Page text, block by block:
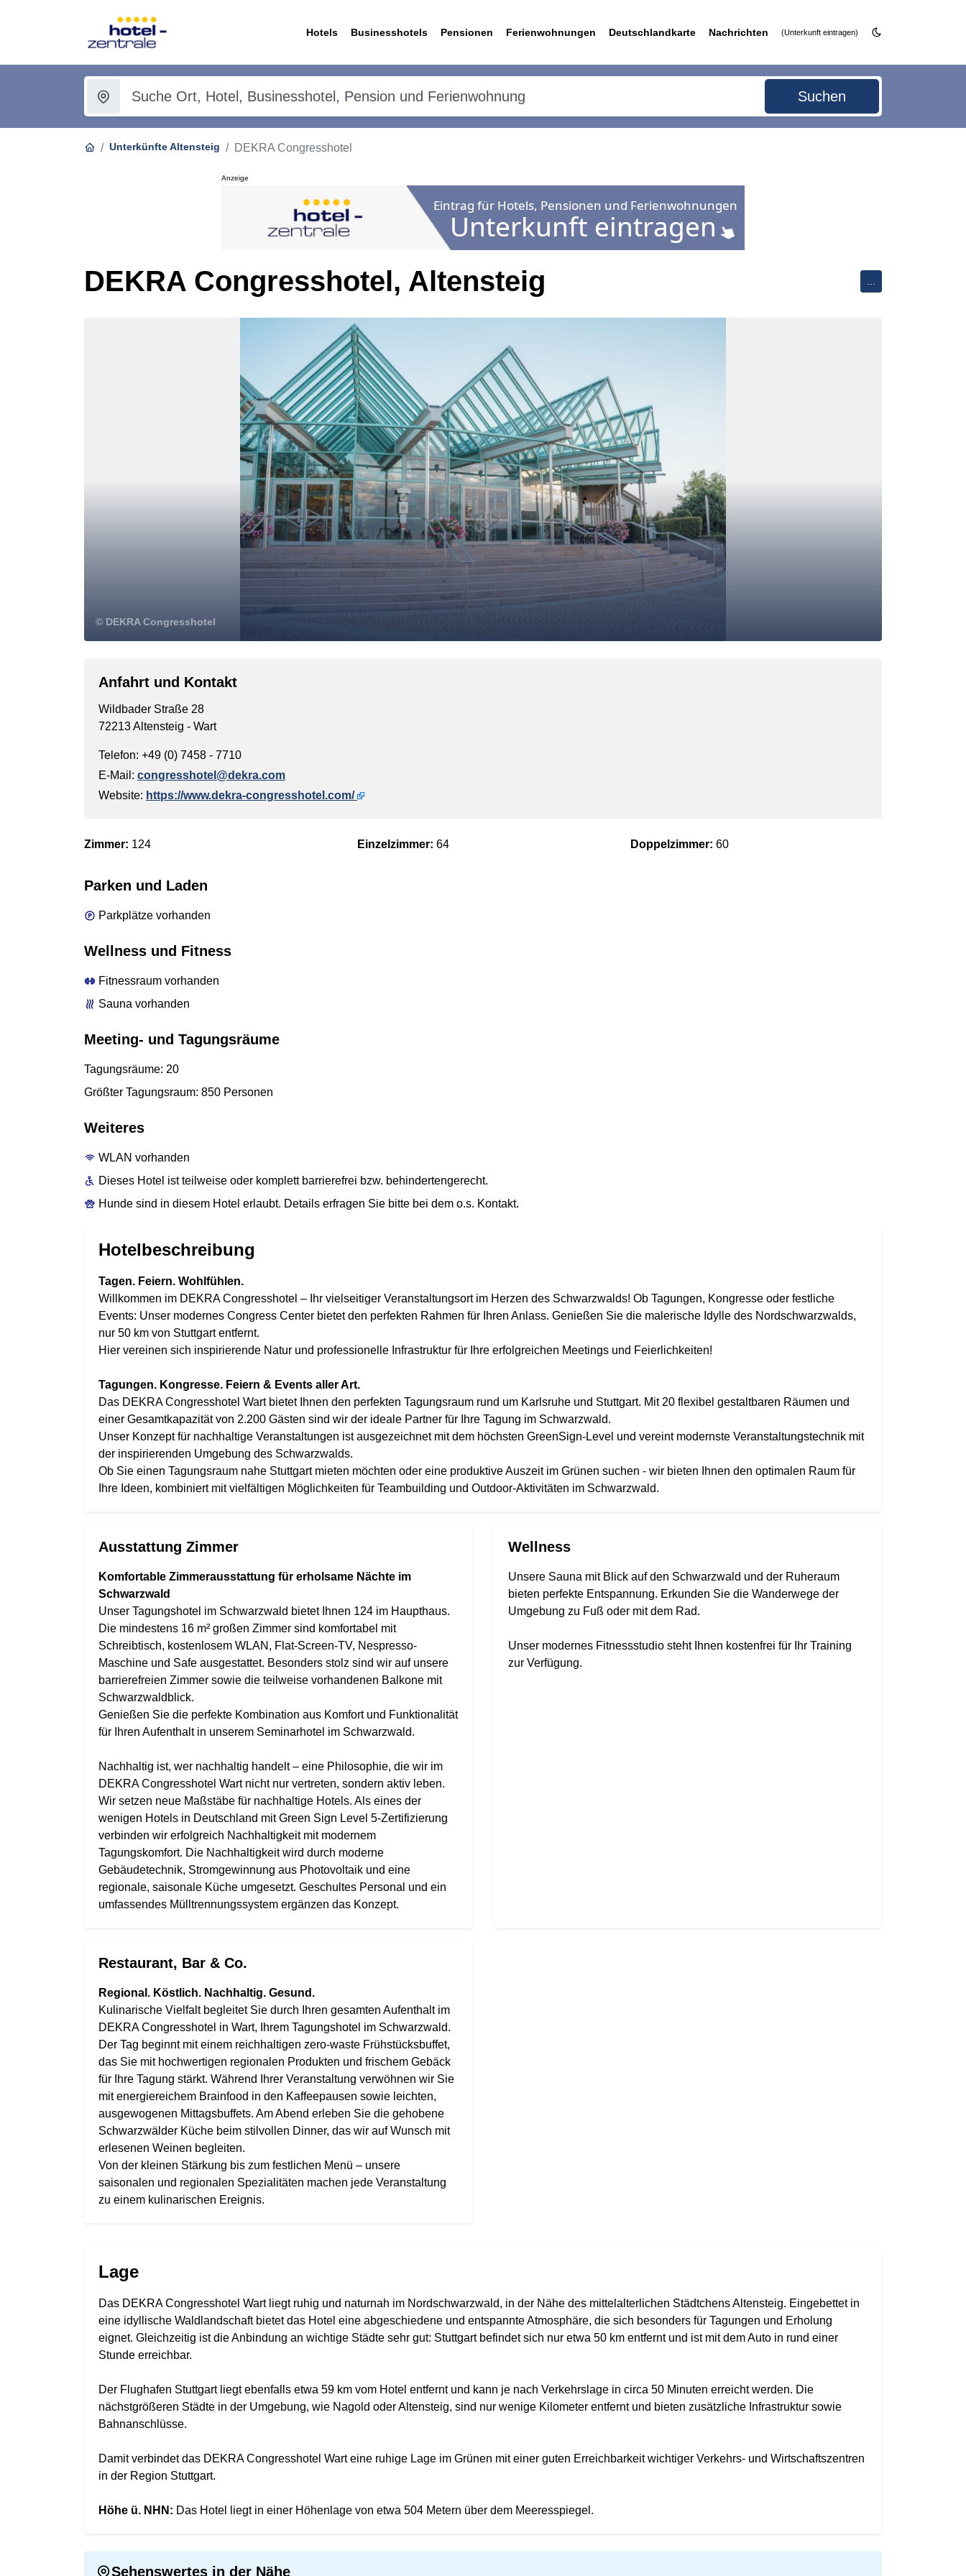
Hotels Businesshotels Pensionen Ferienwohnungen Deutschlandkarte Nachrichten (Unterkunft eintragen)
Suchen
Unterkünfte Altensteig DEKRA Congresshotel
Anzeige
DEKRA Congresshotel, Altensteig
© DEKRA Congresshotel
Anfahrt und Kontakt
Wildbader Straße 28
72213 Altensteig - Wart
Telefon: +49 (0) 7458 - 7710
E-Mail: congresshotel@dekra.com
Website: https://www.dekra-congresshotel.com/
Zimmer: 124 Einzelzimmer: 64 Doppelzimmer: 60
Parken und Laden
Parkplätze vorhanden
Wellness und Fitness
Fitnessraum vorhanden
Sauna vorhanden
Meeting- und Tagungsräume
Tagungsräume: 20
Größter Tagungsraum: 850 Personen
Weiteres
WLAN vorhanden
Dieses Hotel ist teilweise oder komplett barrierefrei bzw. behindertengerecht.
Hunde sind in diesem Hotel erlaubt. Details erfragen Sie bitte bei dem o.s. Kontakt.
Hotelbeschreibung
Tagen. Feiern. Wohlfühlen.
Willkommen im DEKRA Congresshotel – Ihr vielseitiger Veranstaltungsort im Herzen des Schwarzwalds! Ob Tagungen, Kongresse oder festliche
Events: Unser modernes Congress Center bietet den perfekten Rahmen für Ihren Anlass. Genießen Sie die malerische Idylle des Nordschwarzwalds,
nur 50 km von Stuttgart entfernt.
Hier vereinen sich inspirierende Natur und professionelle Infrastruktur für Ihre erfolgreichen Meetings und Feierlichkeiten!
Tagungen. Kongresse. Feiern & Events aller Art.
Das DEKRA Congresshotel Wart bietet Ihnen den perfekten Tagungsraum rund um Karlsruhe und Stuttgart. Mit 20 flexibel gestaltbaren Räumen und
einer Gesamtkapazität von 2.200 Gästen sind wir der ideale Partner für Ihre Tagung im Schwarzwald.
Unser Konzept für nachhaltige Veranstaltungen ist ausgezeichnet mit dem höchsten GreenSign-Level und vereint modernste Veranstaltungstechnik mit
der inspirierenden Umgebung des Schwarzwalds.
Ob Sie einen Tagungsraum nahe Stuttgart mieten möchten oder eine produktive Auszeit im Grünen suchen - wir bieten Ihnen den optimalen Raum für
Ihre Ideen, kombiniert mit vielfältigen Möglichkeiten für Teambuilding und Outdoor-Aktivitäten im Schwarzwald.
Ausstattung Zimmer
Komfortable Zimmerausstattung für erholsame Nächte im
Schwarzwald
Unser Tagungshotel im Schwarzwald bietet Ihnen 124 im Haupthaus.
Die mindestens 16 m² großen Zimmer sind komfortabel mit
Schreibtisch, kostenlosem WLAN, Flat-Screen-TV, Nespresso-
Maschine und Safe ausgestattet. Besonders stolz sind wir auf unsere
barrierefreien Zimmer sowie die teilweise vorhandenen Balkone mit
Schwarzwaldblick.
Genießen Sie die perfekte Kombination aus Komfort und Funktionalität
für Ihren Aufenthalt in unserem Seminarhotel im Schwarzwald.
Nachhaltig ist, wer nachhaltig handelt – eine Philosophie, die wir im
DEKRA Congresshotel Wart nicht nur vertreten, sondern aktiv leben.
Wir setzen neue Maßstäbe für nachhaltige Hotels. Als eines der
wenigen Hotels in Deutschland mit Green Sign Level 5-Zertifizierung
verbinden wir erfolgreich Nachhaltigkeit mit modernem
Tagungskomfort. Die Nachhaltigkeit wird durch moderne
Gebäudetechnik, Stromgewinnung aus Photovoltaik und eine
regionale, saisonale Küche umgesetzt. Geschultes Personal und ein
umfassendes Mülltrennungssystem ergänzen das Konzept.
Wellness
Unsere Sauna mit Blick auf den Schwarzwald und der Ruheraum
bieten perfekte Entspannung. Erkunden Sie die Wanderwege der
Umgebung zu Fuß oder mit dem Rad.
Unser modernes Fitnessstudio steht Ihnen kostenfrei für Ihr Training
zur Verfügung.
Restaurant, Bar & Co.
Regional. Köstlich. Nachhaltig. Gesund.
Kulinarische Vielfalt begleitet Sie durch Ihren gesamten Aufenthalt im
DEKRA Congresshotel in Wart, Ihrem Tagungshotel im Schwarzwald.
Der Tag beginnt mit einem reichhaltigen zero-waste Frühstücksbuffet,
das Sie mit hochwertigen regionalen Produkten und frischem Gebäck
für Ihre Tagung stärkt. Während Ihrer Veranstaltung verwöhnen wir Sie
mit energiereichem Brainfood in den Kaffeepausen sowie leichten,
ausgewogenen Mittagsbuffets. Am Abend erleben Sie die gehobene
Schwarzwälder Küche beim stilvollen Dinner, das wir auf Wunsch mit
erlesenen Weinen begleiten.
Von der kleinen Stärkung bis zum festlichen Menü – unsere
saisonalen und regionalen Spezialitäten machen jede Veranstaltung
zu einem kulinarischen Ereignis.
Lage
Das DEKRA Congresshotel Wart liegt ruhig und naturnah im Nordschwarzwald, in der Nähe des mittelalterlichen Städtchens Altensteig. Eingebettet in
eine idyllische Waldlandschaft bietet das Hotel eine abgeschiedene und entspannte Atmosphäre, die sich besonders für Tagungen und Erholung
eignet. Gleichzeitig ist die Anbindung an wichtige Städte sehr gut: Stuttgart befindet sich nur etwa 50 km entfernt und ist mit dem Auto in rund einer
Stunde erreichbar.
Der Flughafen Stuttgart liegt ebenfalls etwa 59 km vom Hotel entfernt und kann je nach Verkehrslage in circa 50 Minuten erreicht werden. Die
nächstgrößeren Städte in der Umgebung, wie Nagold oder Altensteig, sind nur wenige Kilometer entfernt und bieten zusätzliche Infrastruktur sowie
Bahnanschlüsse.
Damit verbindet das DEKRA Congresshotel Wart eine ruhige Lage im Grünen mit einer guten Erreichbarkeit wichtiger Verkehrs- und Wirtschaftszentren
in der Region Stuttgart.
Höhe ü. NHN: Das Hotel liegt in einer Höhenlage von etwa 504 Metern über dem Meeresspiegel.
Sehenswertes in der Nähe